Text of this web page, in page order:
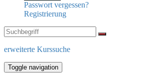
Passwort vergessen?
Registrierung
erweiterte Kurssuche
Toggle navigation